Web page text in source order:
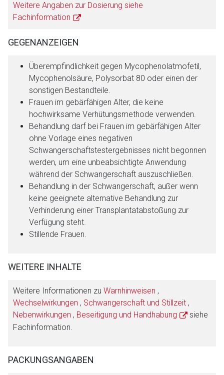
Weitere Angaben zur Dosierung siehe
Fachinformation
GEGENANZEIGEN
Überempfindlichkeit gegen Mycophenolatmofetil,
Mycophenolsäure, Polysorbat 80 oder einen der
sonstigen Bestandteile.
Frauen im gebärfähigen Alter, die keine
hochwirksame Verhütungsmethode verwenden.
Behandlung darf bei Frauen im gebärfähigen Alter
ohne Vorlage eines negativen
Schwangerschaftstestergebnisses nicht begonnen
werden, um eine unbeabsichtigte Anwendung
während der Schwangerschaft auszuschließen.
Behandlung in der Schwangerschaft, außer wenn
keine geeignete alternative Behandlung zur
Verhinderung einer Transplantatabstoßung zur
Verfügung steht.
Stillende Frauen.
WEITERE INHALTE
Weitere Informationen zu Warnhinweisen ,
Wechselwirkungen , Schwangerschaft und Stillzeit ,
Nebenwirkungen , Beseitigung und Handhabung
siehe
Fachinformation.
PACKUNGSANGABEN